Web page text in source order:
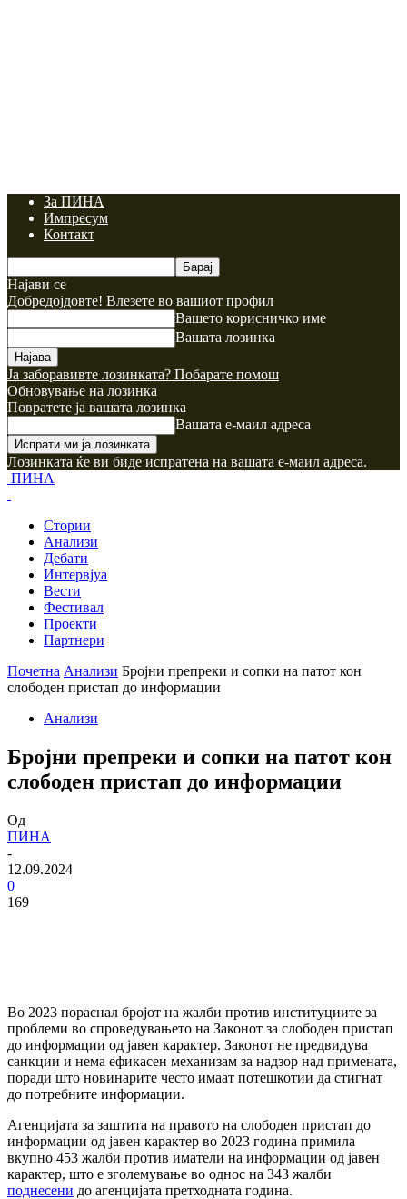
За ПИНА
Импресум
Контакт
Најави се
Добредојдовте! Влезете во вашиот профил
Вашето корисничко име
Вашата лозинка
Ја заборавивте лозинката? Побарате помош
Обновување на лозинка
Повратете ја вашата лозинка
Вашата е-маил адреса
Лозинката ќе ви биде испратена на вашата е-маил адреса.
ПИНА
Стории
Анализи
Дебати
Интервјуа
Вести
Фестивал
Проекти
Партнери
Почетна Анализи Бројни препреки и сопки на патот кон
слободен пристап до информации
Анализи
Бројни препреки и сопки на патот кон
слободен пристап до информации
Од
ПИНА
-
12.09.2024
0
169
Во 2023 пораснал бројот на жалби против институциите за
проблеми во спроведувањето на Законот за слободен пристап
до информации од јавен карактер. Законот не предвидува
санкции и нема ефикасен механизам за надзор над примената,
поради што новинарите често имаат потешкотии да стигнат
до потребните информации.
Агенцијата за заштита на правото на слободен пристап до
информации од јавен карактер во 2023 година примила
вкупно 453 жалби против иматели на информации од јавен
карактер, што е зголемување во однос на 343 жалби
поднесени до агенцијата претходната година.